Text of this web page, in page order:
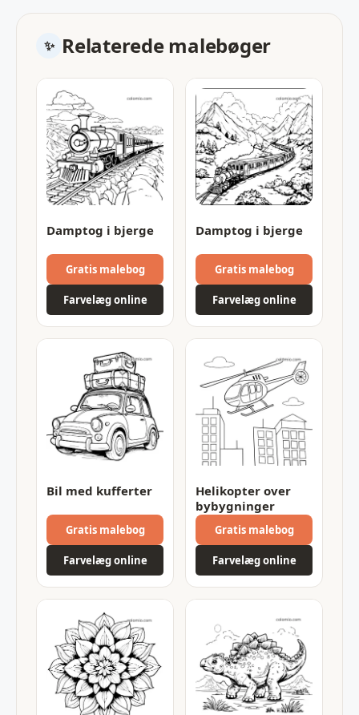
Relaterede malebøger
Damptog i bjerge
Gratis malebog
Farvelæg online
Damptog i bjerge
Gratis malebog
Farvelæg online
Bil med kufferter
Gratis malebog
Farvelæg online
Helikopter over
bybygninger
Gratis malebog
Farvelæg online